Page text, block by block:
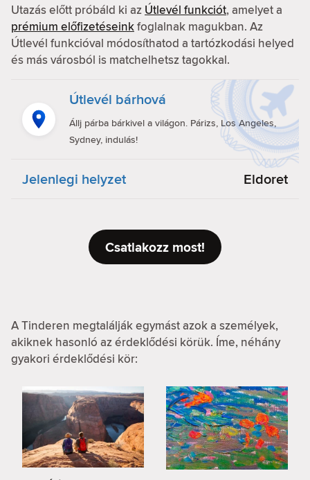
Utazás előtt próbáld ki az Útlevél funkciót, amelyet a
prémium előfizetéseinkfoglalnak magukban. Az
Útlevél funkcióval módosíthatod a tartózkodási helyed
és más városból is matchelhetsz tagokkal.
Útlevél bárhová
Állj párba bárkivel a világon. Párizs, Los Angeles,
Sydney, indulás!
Jelenlegi helyzet Eldoret
Csatlakozz most!
A Tinderen megtalálják egymást azok a személyek,
akiknek hasonló az érdeklődési körük. Íme, néhány
gyakori érdeklődési kör: